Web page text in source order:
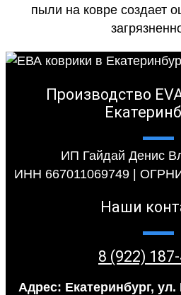
пыли на ковре создает
Производство
ИП Гайдай Денис
ИНН 667011069749 |
Наши
8 (922)
Адрес: Екатеринбург,